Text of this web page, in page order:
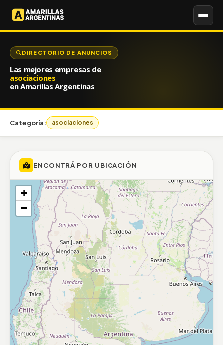
DIRECTORIO DE ANUNCIOS
Las mejores empresas de
asociaciones
en Amarillas Argentinas
Categoría: asociaciones
ENCONTRÁ POR UBICACIÓN
+
−